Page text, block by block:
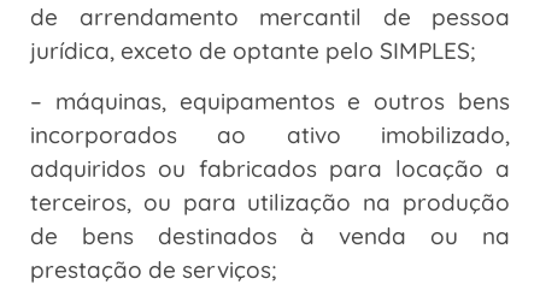
de arrendamento mercantil de pessoa
jurídica, exceto de optante pelo SIMPLES;
– máquinas, equipamentos e outros bens
incorporados ao ativo imobilizado,
adquiridos ou fabricados para locação a
terceiros, ou para utilização na produção
de bens destinados à venda ou na
prestação de serviços;